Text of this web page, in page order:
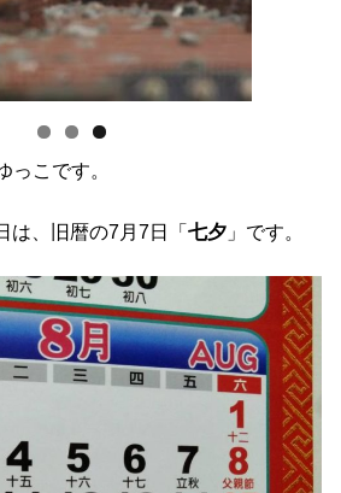
っこです。
は、旧暦の7月7日「 七夕 」です。